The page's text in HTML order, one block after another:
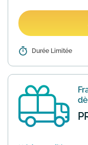
Détails : Grâce à
The
son
Durée Limitée